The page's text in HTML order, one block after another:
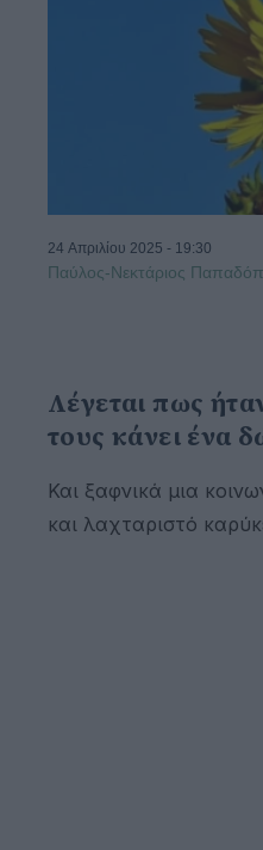
24 Απριλίου 2025 - 19:30
Παύλος-Νεκτάριος
Λέγεται πως
τους κάνει ένα
Και ξαφνικά μια
και λαχταριστό